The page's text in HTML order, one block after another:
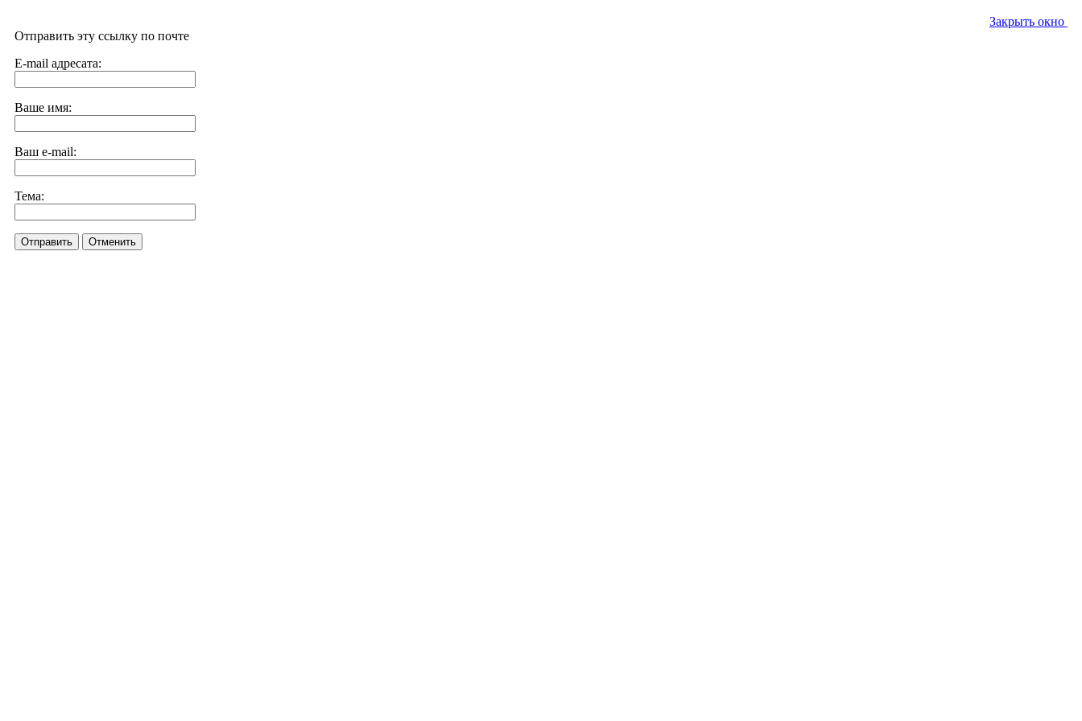
Закрыть окно
Отправить эту ссылку по почте
E-mail адресата:
Ваше имя:
Ваш e-mail:
Тема:
Отправить Отменить